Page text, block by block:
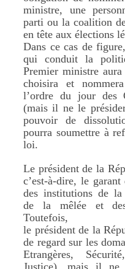
ministre, une
parti ou la coalition
en tête aux élections
Dans ce cas de
qui conduit la
Premier ministre
choisira et
l’ordre du jour des
(mais il ne le
pouvoir de
pourra soumettre à
loi.
Le président de la
c’est-à-dire, le
des institutions de la
de la mêlée et des
Toutefois,
le président de la
de regard sur les
Etrangères,